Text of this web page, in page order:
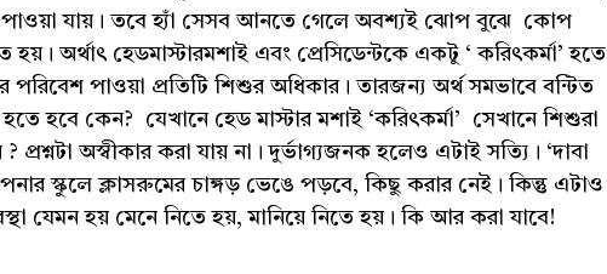
পাওয়া যায়। তবে হ্যাঁ সেসব আনতে গেলে অবশ্যই ঝোপ বুঝে কোপ
অর্থাৎ হেডমাস্টারমশাই এবং প্রেসিডেন্টকে একটু ‘ করিৎকর্মা’ হতে
পরিবেশ পাওয়া প্রতিটি শিশুর অধিকার। তারজন্য অর্থ সমভাবে বন্টিত
হবে কেন? যেখানে হেড মাস্টার মশাই ‘করিৎকর্মা’ সেখানে শিশুরা
প্রশ্নটা অস্বীকার করা যায় না। দুর্ভাগ্যজনক হলেও এটাই সত্যি। ‘দাবা
স্কুলে ক্লাসরুমের চাঙ্গড় ভেঙে পড়বে, কিছু করার নেই। কিন্তু এটাও
যেমন হয় মেনে নিতে হয়, মানিয়ে নিতে হয়। কি আর করা যাবে!